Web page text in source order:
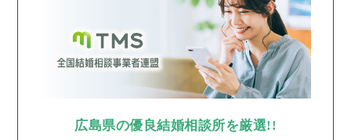
広島県の優良結婚相談所を厳選!!